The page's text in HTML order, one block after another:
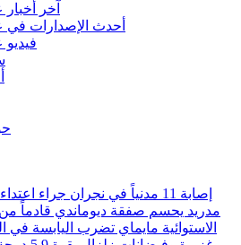
آخر
أحدث الإصدارات في
فيديو
إصابة 11 مدنياً في نجران جراء اعتداءات حوثية بالمقذوفات
مدريد يحسم صفقة ديوماندي قادماً من
الاستوائية مايماي تضرب اليابسة في